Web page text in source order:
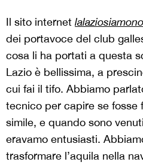
Il sito internet
dei portavoce del club
cosa li ha portati a questa
Lazio è bellissima, a
cui fai il tifo. Abbiamo
tecnico per capire se fosse
simile, e quando sono
eravamo entusiasti.
trasformare l’aquila nella